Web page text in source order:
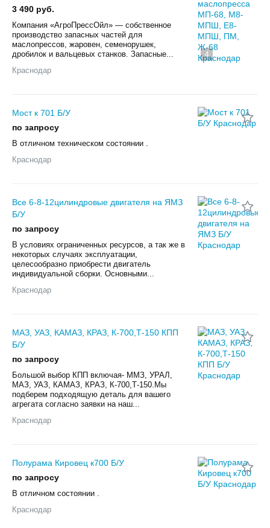
4
3 490 руб.
Компания «АгроПрессОйл» — собственное
производство запасных частей для
маслопрессов, жаровен, семенорушек,
дробилок и вальцевых станков. Запасные...
Краснодар
Мост к 701 Б/У
по запросу
В отличном техническом состоянии .
Краснодар
Все 6-8-12цилиндровые двигателя на ЯМЗ
Б/У
по запросу
В условиях ограниченных ресурсов, а так же в
некоторых случаях эксплуатации,
целесообразно приобрести двигатель
индивидуальной сборки. Основными...
Краснодар
МАЗ, УАЗ, КАМАЗ, КРАЗ, К-700,Т-150 КПП
Б/У
по запросу
Большой выбор КПП включая- ММЗ, УРАЛ,
МАЗ, УАЗ, КАМАЗ, КРАЗ, К-700,Т-150.Мы
подберем подходящую деталь для вашего
агрегата согласно заявки на наш...
Краснодар
Полурама Кировец к700 Б/У
по запросу
В отличном состоянии .
Краснодар